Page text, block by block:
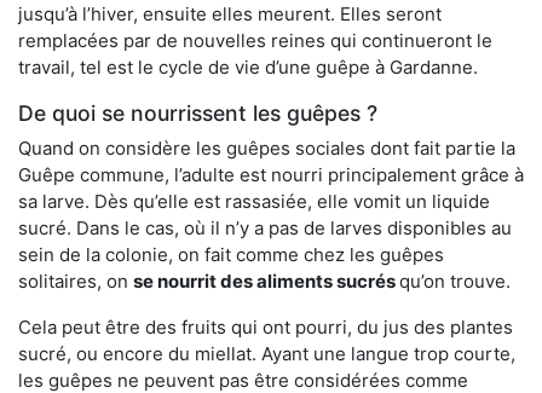
jusqu’à l’hiver, ensuite elles meurent. Elles seront
remplacées par de nouvelles reines qui continueront le
travail, tel est le cycle de vie d’une guêpe à Gardanne.
De quoi se nourrissent les guêpes ?
Quand on considère les guêpes sociales dont fait partie la
Guêpe commune, l’adulte est nourri principalement grâce à
sa larve. Dès qu’elle est rassasiée, elle vomit un liquide
sucré. Dans le cas, où il n’y a pas de larves disponibles au
sein de la colonie, on fait comme chez les guêpes
solitaires, on se nourrit des aliments sucrésqu’on trouve.
Cela peut être des fruits qui ont pourri, du jus des plantes
sucré, ou encore du miellat. Ayant une langue trop courte,
les guêpes ne peuvent pas être considérées comme